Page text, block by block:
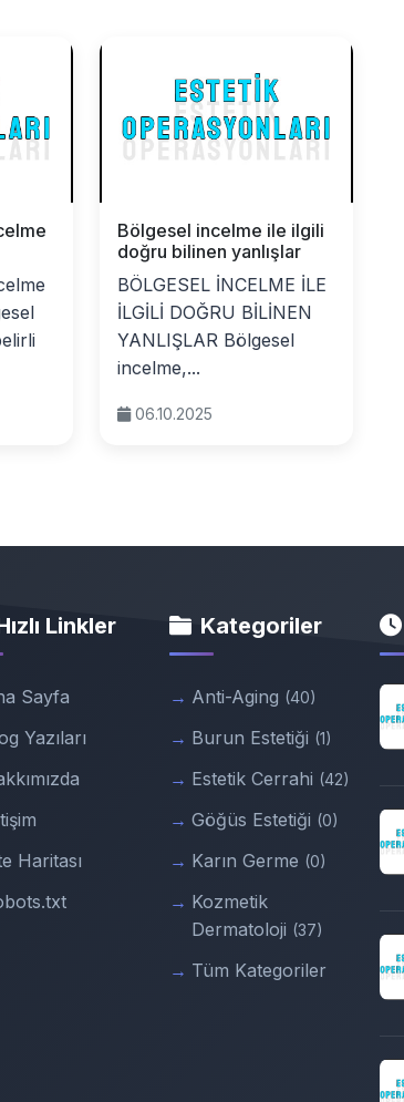
Bölgesel incelme ile ilgili
doğru bilinen yanlışlar
BÖLGESEL İNCELME İLE
İLGİLİ DOĞRU BİLİNEN
YANLIŞLAR Bölgesel
incelme,...
06.10.2025
Linkler
Sayfa
Yazıları
Haritası
Kategoriler
Anti-Aging (40)
Burun Estetiği (1)
Estetik Cerrahi (42)
Göğüs Estetiği (0)
Karın Germe (0)
Kozmetik
Dermatoloji (37)
Tüm Kategoriler